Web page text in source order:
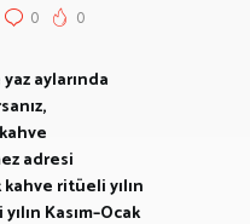
0
0
aylarında
adresi
ritüeli yılın
Kasım–Ocak